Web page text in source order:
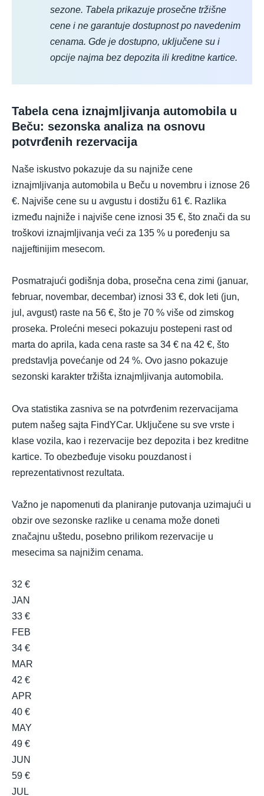
sezone. Tabela prikazuje prosečne tržišne
cene i ne garantuje dostupnost po navedenim
cenama. Gde je dostupno, uključene su i
opcije najma bez depozita ili kreditne kartice.
Tabela cena iznajmljivanja automobila u
Beču: sezonska analiza na osnovu
potvrđenih rezervacija
Naše iskustvo pokazuje da su najniže cene
iznajmljivanja automobila u Beču u novembru i iznose 26
€. Najviše cene su u avgustu i dostižu 61 €. Razlika
između najniže i najviše cene iznosi 35 €, što znači da su
troškovi iznajmljivanja veći za 135 % u poređenju sa
najjeftinijim mesecom.
Posmatrajući godišnja doba, prosečna cena zimi (januar,
februar, novembar, decembar) iznosi 33 €, dok leti (jun,
jul, avgust) raste na 56 €, što je 70 % više od zimskog
proseka. Prolećni meseci pokazuju postepeni rast od
marta do aprila, kada cena raste sa 34 € na 42 €, što
predstavlja povećanje od 24 %. Ovo jasno pokazuje
sezonski karakter tržišta iznajmljivanja automobila.
Ova statistika zasniva se na potvrđenim rezervacijama
putem našeg sajta FindYCar. Uključene su sve vrste i
klase vozila, kao i rezervacije bez depozita i bez kreditne
kartice. To obezbeđuje visoku pouzdanost i
reprezentativnost rezultata.
Važno je napomenuti da planiranje putovanja uzimajući u
obzir ove sezonske razlike u cenama može doneti
značajnu uštedu, posebno prilikom rezervacije u
mesecima sa najnižim cenama.
32 €
JAN
33 €
FEB
34 €
MAR
42 €
APR
40 €
MAY
49 €
JUN
59 €
JUL